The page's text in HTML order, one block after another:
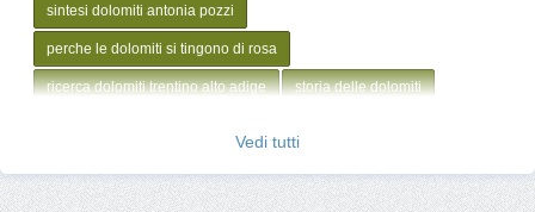
sintesi dolomiti antonia pozzi
perche le dolomiti si tingono di rosa
ricerca dolomiti trentino alto adige storia delle dolomiti
Vedi tutti